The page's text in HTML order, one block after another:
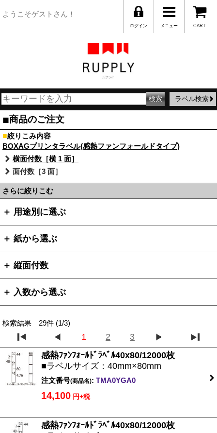
ようこそゲストさん！
CART
メニュー
ログイン
ラベル検索
■商品のご注文
■絞りこみ内容
BOXAGプリンタラベル(感熱ファンフォールドタイプ)
横面付数［横 1 面］
面付数［3 面］
さらに絞りこむ
＋ 用途別に選ぶ
＋ 紙から選ぶ
＋ 縦面付数
＋ 入数から選ぶ
検索結果 29件 (1/3)
1 2
3
感熱ﾌｧﾝﾌｫｰﾙﾄﾞﾗﾍﾞﾙ40x80/12000枚
■ラベルサイズ：40mm×80mm
注文番号(商品名): TMA0YGA0
14,100 円+税
感熱ﾌｧﾝﾌｫｰﾙﾄﾞﾗﾍﾞﾙ40x80/12000枚